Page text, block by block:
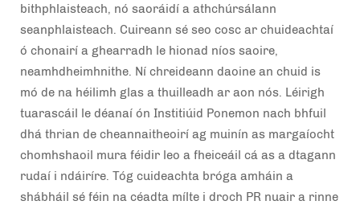
bithphlaisteach, nó saoráidí a athchúrsálann
seanphlaisteach. Cuireann sé seo cosc ar chuideachtaí
ó chonairí a ghearradh le hionad níos saoire,
neamhdheimhnithe. Ní chreideann daoine an chuid is
mó de na héilimh glas a thuilleadh ar aon nós. Léirigh
tuarascáil le déanaí ón Institiúid Ponemon nach bhfuil
dhá thrian de cheannaitheoirí ag muinín as margaíocht
chomhshaoil mura féidir leo a fheiceáil cá as a dtagann
rudaí i ndáiríre. Tóg cuideachta bróga amháin a
shábháil sé féin na céadta mílte i droch PR nuair a rinne